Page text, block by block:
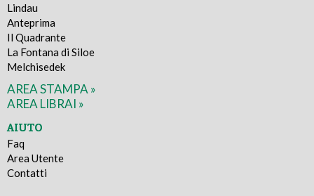
Lindau
Anteprima
Il Quadrante
La Fontana di Siloe
Melchisedek
AREA STAMPA »
AREA LIBRAI »
AIUTO
Faq
Area Utente
Contatti